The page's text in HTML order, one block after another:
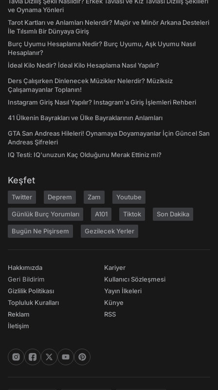
ve Oynama Yönleri
Tarot Kartları ve Anlamları Nelerdir? Majör ve Minör Arkana Desteleri
İle Tılsımlı Bir Dünyaya Giriş
Burç Uyumu Hesaplama Nedir? Burç Uyumu, Aşk Uyumu Nasıl
Hesaplanır?
İdeal Kilo Nedir? İdeal Kilo Hesaplama Nasıl Yapılır?
Ders Çalışırken Dinlenecek Müzikler Nelerdir? Müziksiz
Çalışamayanlar Toplanın!
Instagram Giriş Nasıl Yapılır? Instagram'a Giriş İşlemleri Rehberi
41 Ülkenin Bayrakları ve Ülke Bayraklarının Anlamları
GTA San Andreas Hileleri! Oynamaya Doyamayanlar İçin Güncel San
Andreas Şifreleri
IQ Testi: IQ'unuzun Kaç Olduğunu Merak Ettiniz mi?
Keşfet
Twitter Deprem Zam Youtube
Günlük Burç Yorumları A101 Tiktok Son Dakika
Bugün Ne Pişirsem Gezilecek Yerler
Hakkımızda
Geri Bildirim
Gizlilik Politikası
Topluluk Kuralları
Reklam
İletişim
Kariyer
Kullanıcı Sözleşmesi
Yayın İlkeleri
Künye
RSS